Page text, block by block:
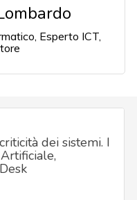
Esperto ICT,
dei sistemi. I